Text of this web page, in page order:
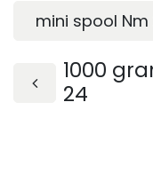
mini spool Nm
1000
24